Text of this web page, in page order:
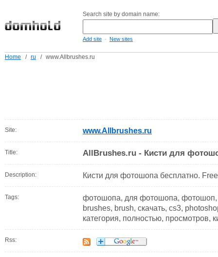
Search site by domain name:
Add site - New sites
Home / ru / www.Allbrushes.ru
Site: www.Allbrushes.ru
Title: AllBrushes.ru - Кисти для
Description: Кисти для фотошопа бесплатно.
Tags:
фотошопа, для фотошопа, фотошоп,
brushes, brush, скачать, cs3,
категория, полностью, просмотров,
Rss: